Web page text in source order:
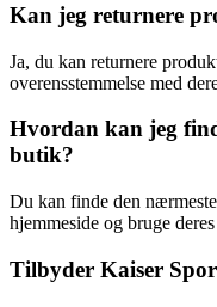
Kan jeg returnere
Ja, du kan returnere
overensstemmelse med
Hvordan kan jeg
butik?
Du kan finde den
hjemmeside og bruge
Tilbyder Kaiser